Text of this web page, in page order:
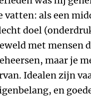
vatten: als een
doel
met mensen
maar je
Idealen zijn
en